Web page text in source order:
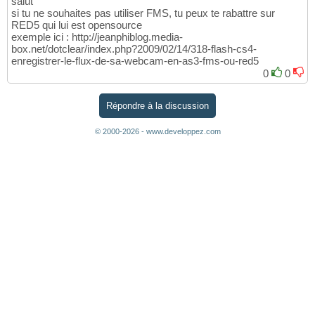
si tu ne souhaites pas utiliser FMS, tu peux te rabattre sur
RED5 qui lui est opensource
exemple ici : http://jeanphiblog.media-
box.net/dotclear/index.php?2009/02/14/318-flash-cs4-
enregistrer-le-flux-de-sa-webcam-en-as3-fms-ou-red5
0
0
Répondre à la discussion
© 2000-2026 - www.developpez.com